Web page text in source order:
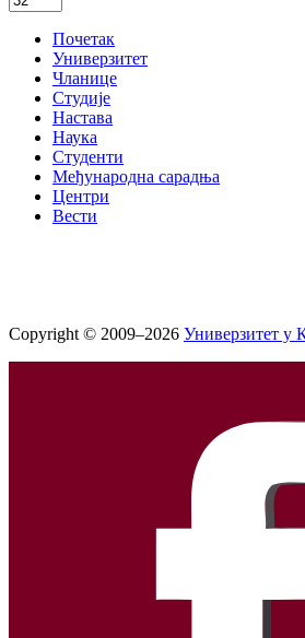
Почетак
Универзитет
Чланице
Студије
Настава
Наука
Студенти
Међународна сарадња
Центри
Вести
Copyright © 2009–2026 Универзитет у